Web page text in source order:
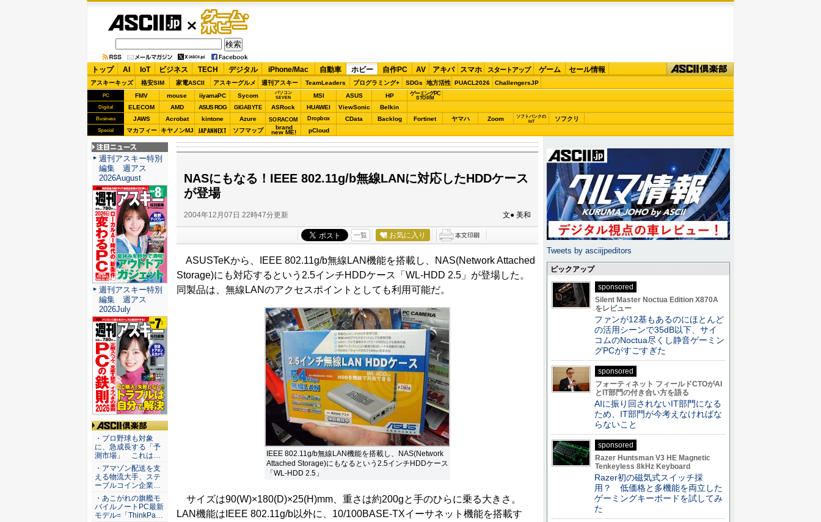
ゲーム・
ホビー
トップ AI IoT ビジネス TECH デジタル iPhone/Mac 自動車 ホビー 自作PC AV アキバ スマホ スタートアップ ゲーム セール情報
アスキーキッズ 格安SIM 家電ASCII アスキーグルメ 週刊アスキー TeamLeaders プログラミング+ SDGs 地方活性 PUACL2026 ChallengersJP
PC FMV mouse iiyamaPC Sycom
パソコン
SEVEN
MSI ASUS HP ゲーミングPC
STORM
Digital ELECOM AMD ASUS ROG GIGABYTE ASRock HUAWEI ViewSonic Belkin
Business JAWS Acrobat kintone Azure SORACOM Dropbox CData Backlog Fortinet ヤマハ Zoom
ソフトバンクの
IoT
ソフクリ
Special マカフィー キヤノンMJ JAPANNEXT ソフマップ brand
new ME! pCloud
NASにもなる！IEEE 802.11g/b無線LANに対応したHDDケース
が登場
2004年12月07日 22時47分更新 文● 美和
一覧 お気に入り
ASUSTeKから、IEEE 802.11g/b無線LAN機能を搭載し、NAS(Network Attached
Storage)にも対応するという2.5インチHDDケース「WL-HDD 2.5」が登場した。
同製品は、無線LANのアクセスポイントとしても利用可能だ。
IEEE 802.11g/b無線LAN機能を搭載し、NAS(Network
Attached Storage)にもなるという2.5インチHDDケース
「WL-HDD 2.5」
サイズは90(W)×180(D)×25(H)mm、重さは約200gと手のひらに乗る大きさ。
LAN機能はIEEE 802.11g/b以外に、10/100BASE-TXイーサネット機能を搭載す
注目ニュース
週刊アスキー特別
編集 週アス
2026August
週刊アスキー特別
編集 週アス
2026July
ASCII倶楽部
・プロ野球も対象
に、急成長する「予
測市場」 これは…
・アマゾン配送を支
える物流大手、ステ
ーブルコイン企業…
・あこがれの旗艦モ
バイルノートPC最新
モデル=「ThinkPa…
Tweets by asciijpeditors
ピックアップ
sponsored
Silent Master Noctua Edition X870A
をレビュー
ファンが12基もあるのにほとんど
の活用シーンで35dB以下、サイ
コムのNoctua尽くし静音ゲーミン
グPCがすごすぎた
sponsored
フォーティネット フィールドCTOがAI
とIT部門の付き合い方を語る
AIに振り回されないIT部門になる
ため、IT部門が今考えなければな
らないこと
sponsored
Razer Huntsman V3 HE Magnetic
Tenkeyless 8kHz Keyboard
Razer初の磁気式スイッチ採
用？ 低価格と多機能を両立した
ゲーミングキーボードを試してみ
た